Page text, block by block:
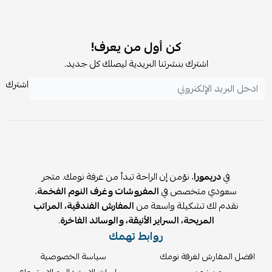
هل يناسبه الغسيل المتكرر؟
نعم، خامته متينة وتتحمل الغسيل مع الحفاظ على ألوانها.
كن أول من يعرف!
اشترك بنشرتنا البريدية ليصلك كل جديد.
اشترك
فيدريمورا، نؤمن إن الراحة تبدأ من غرفة نومك. متجر
سعودي متخصص فيالمفروشات وغرف النوم الفخمة،
نقدم لك تشكيلة واسعة منالمفارش الفندقية، المراتب
المريحة، السراير الأنيقة، والوسائد الفاخرة.
روابط تهمك
افضل المفارش لغرفة نومك
سياسة الخصوصية